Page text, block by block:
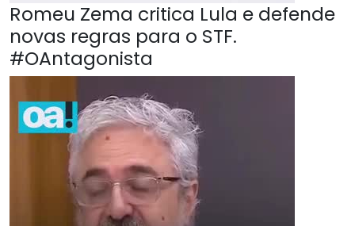
Romeu Zema critica Lula e defende
novas regras para o STF.
#OAntagonista